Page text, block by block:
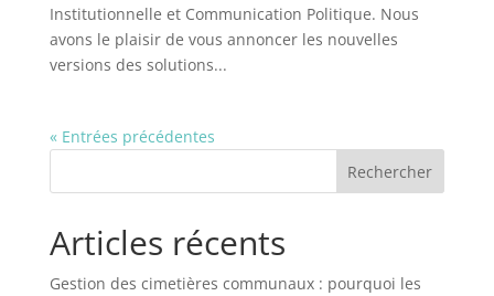
Institutionnelle et Communication Politique. Nous
avons le plaisir de vous annoncer les nouvelles
versions des solutions...
« Entrées précédentes
Rechercher
Articles récents
Gestion des cimetières communaux : pourquoi les